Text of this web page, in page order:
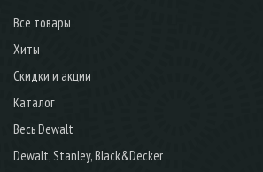
Все товары
Хиты
Скидки и акции
Каталог
Весь Dewalt
Dewalt, Stanley, Black&Decker